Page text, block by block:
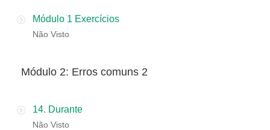
Módulo 1 Exercícios
Não Visto
​​Módulo 2: Erros comuns 2
14. Durante
Não Visto